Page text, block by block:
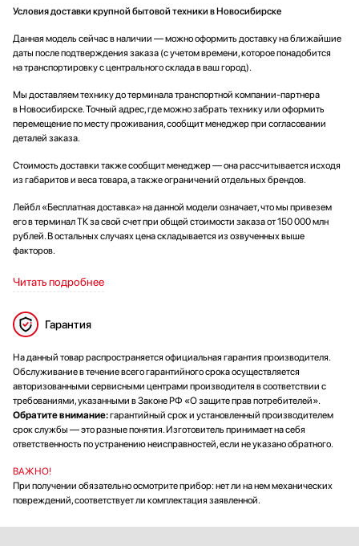
Условия доставки крупной бытовой техники в Новосибирске
Данная модель сейчас в наличии — можно оформить доставку на ближайшие
даты после подтверждения заказа (с учетом времени, которое понадобится
на транспортировку с центрального склада в ваш город).
Мы доставляем технику до терминала транспортной компании-партнера
в Новосибирске. Точный адрес, где можно забрать технику или оформить
перемещение по месту проживания, сообщит менеджер при согласовании
деталей заказа.
Стоимость доставки также сообщит менеджер — она рассчитывается исходя
из габаритов и веса товара, а также ограничений отдельных брендов.
Лейбл «Бесплатная доставка» на данной модели означает, что мы привезем
его в терминал ТК за свой счет при общей стоимости заказа от 150 000 млн
рублей. В остальных случаях цена складывается из озвученных выше
факторов.
Читать подробнее
Гарантия
На данный товар распространяется официальная гарантия производителя.
Обслуживание в течение всего гарантийного срока осуществляется
авторизованными сервисными центрами производителя в соответствии с
требованиями, указанными в Законе РФ «О защите прав потребителей».
Обратите внимание:гарантийный срок и установленный производителем
срок службы — это разные понятия. Изготовитель принимает на себя
ответственность по устранению неисправностей, если не указано обратного.
ВАЖНО!
При получении обязательно осмотрите прибор: нет ли на нем механических
повреждений, соответствует ли комплектация заявленной.